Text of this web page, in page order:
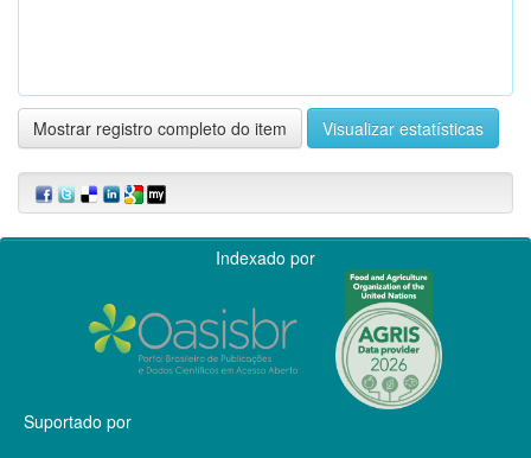
Mostrar registro completo do item Visualizar estatísticas
Indexado por
Suportado por